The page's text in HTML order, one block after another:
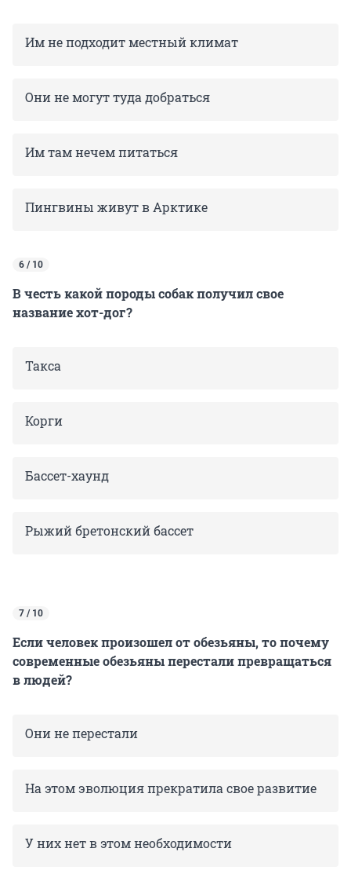
Им не подходит местный климат
Они не могут туда добраться
Им там нечем питаться
Пингвины живут в Арктике
6 / 10
В честь какой породы собак получил свое
название хот-дог?
Такса
Корги
Бассет-хаунд
Рыжий бретонский бассет
7 / 10
Если человек произошел от обезьяны, то почему
современные обезьяны перестали превращаться
в людей?
Они не перестали
На этом эволюция прекратила свое развитие
У них нет в этом необходимости